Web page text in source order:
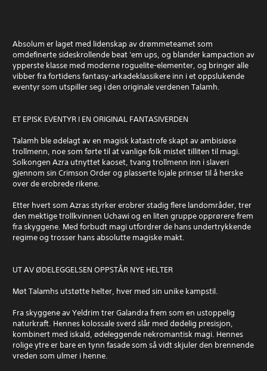
Absolum er laget med lidenskap av drømmeteamet som
omdefinerte sideskrollende beat 'em ups, og blander kampaction av
ypperste klasse med moderne roguelite-elementer, og bringer alle
vibber fra fortidens fantasy-arkadeklassikere inn i et oppslukende
eventyr som utspiller seg i den originale verdenen Talamh.
ET EPISK EVENTYR I EN ORIGINAL FANTASIVERDEN
Talamh ble ødelagt av en magisk katastrofe skapt av ambisiøse
trollmenn, noe som førte til at vanlige folk mistet tilliten til magi.
Solkongen Azra utnyttet kaoset, tvang trollmenn inn i slaveri
gjennom sin Crimson Order og plasserte lojale prinser til å herske
over de erobrede rikene.
Etter hvert som Azras styrker erobrer stadig flere landområder, trer
den mektige trollkvinnen Uchawi og en liten gruppe opprørere frem
fra skyggene. Med forbudt magi utfordrer de hans undertrykkende
regime og trosser hans absolutte magiske makt.
UT AV ØDELEGGELSEN OPPSTÅR NYE HELTER
Møt Talamhs utstøtte helter, hver med sin unike kampstil.
Fra skyggene av Yeldrim trer Galandra frem som en ustoppelig
naturkraft. Hennes kolossale sverd slår med dødelig presisjon,
kombinert med iskald, ødeleggende nekromantisk magi. Hennes
rolige ytre er bare en tynn fasade som så vidt skjuler den brennende
vreden som ulmer i henne.